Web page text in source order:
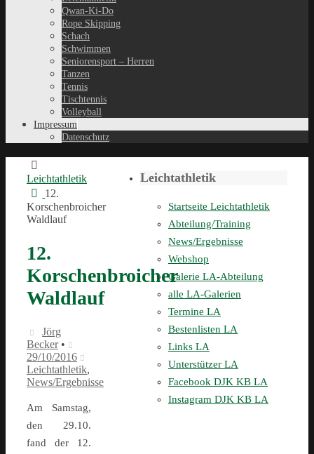
Qwan-Ki-Do
Rope Skipping
Schach
Schwimmen
Seniorensport – Herren
Tanzen
Tennis
Tischtennis
Volleyball
Impressum
Datenschutz
Leichtathletik
12.
Korschenbroicher
Waldlauf
12.
Korschenbroicher
Waldlauf
Jörg
Becker •
29/10/2016
Leichtathletik,
News/Ergebnisse
Am Samstag,
den 29.10.
fand der 12.
Leichtathletik
Startseite Leichtathletik
Abteilung/Training
News/Ergebnisse
Webshop
Galerie LA-Abteilung
alle LA-Galerien
Termine LA
Bestenlisten LA
Links LA
Unterstützer LA
Facebook DJK KB LA
Instagram DJK KB LA